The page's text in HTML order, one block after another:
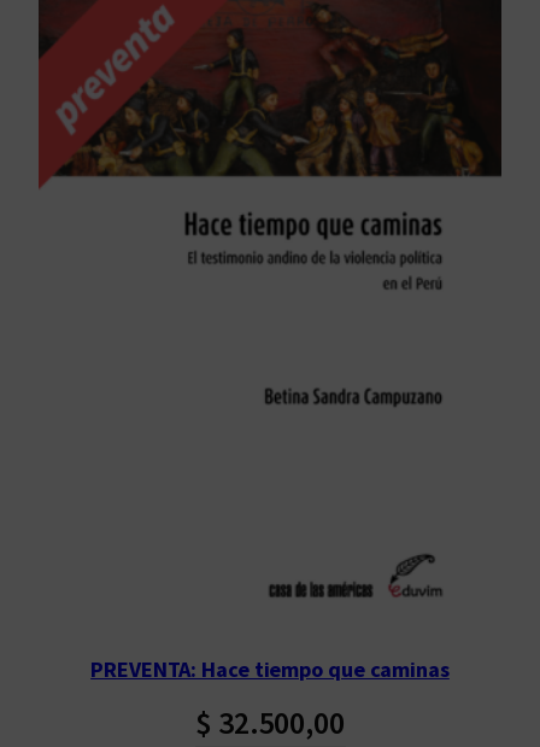
PREVENTA: Hace tiempo que caminas
$ 32.500,00